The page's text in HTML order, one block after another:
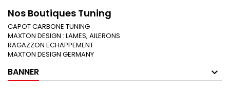
Nos Boutiques Tuning
CAPOT CARBONE TUNING
MAXTON DESIGN : LAMES, AILERONS
RAGAZZON ECHAPPEMENT
MAXTON DESIGN GERMANY
BANNER